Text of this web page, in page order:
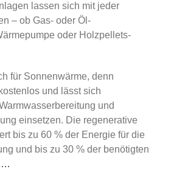
lassen sich mit jeder
– ob Gas- oder Öl-
oder Holzpellets-
für Sonnenwärme, denn
und lässt sich
und
einsetzen. Die regenerative
bis zu 60 % der Energie für die
und bis zu 30 % der benötigten
…